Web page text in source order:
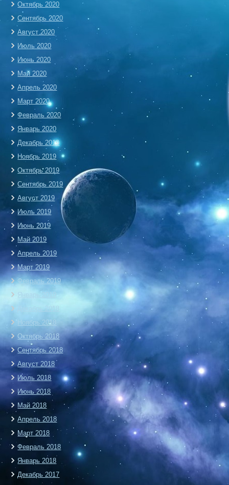
Октябрь 2020
Сентябрь 2020
Август 2020
Июль 2020
Июнь 2020
Май 2020
Апрель 2020
Март 2020
Февраль 2020
Январь 2020
Декабрь 2019
Ноябрь 2019
Октябрь 2019
Сентябрь 2019
Август 2019
Июль 2019
Июнь 2019
Май 2019
Апрель 2019
Март 2019
Февраль 2019
Январь 2019
Декабрь 2018
Ноябрь 2018
Октябрь 2018
Сентябрь 2018
Август 2018
Июль 2018
Июнь 2018
Май 2018
Апрель 2018
Март 2018
Февраль 2018
Январь 2018
Декабрь 2017